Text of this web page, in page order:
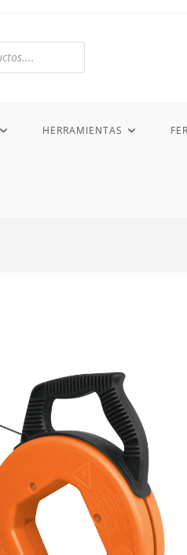
HERRAMIENTAS